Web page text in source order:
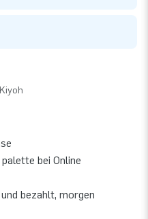
bei Online
bezahlt, morgen